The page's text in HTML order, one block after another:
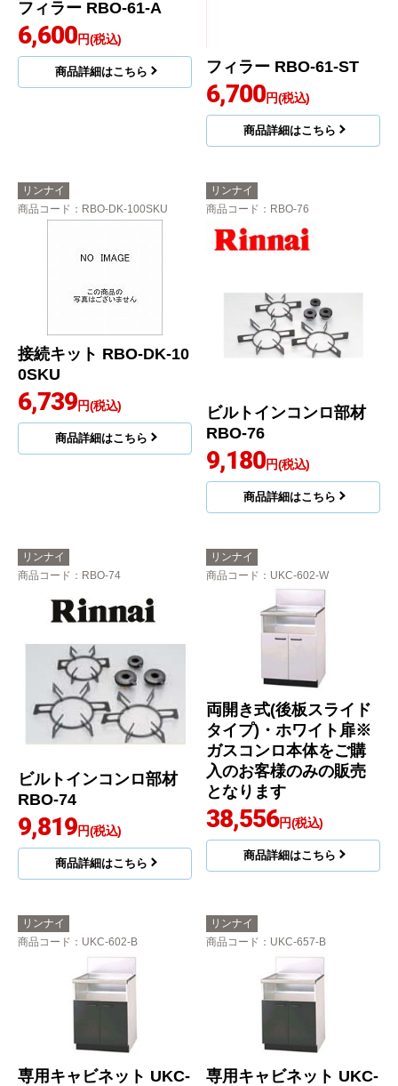
フィラー RBO-61-A
6,600円(税込)
商品詳細はこちら フィラー RBO-61-ST
6,700円(税込)
商品詳細はこちら
リンナイ
商品コード ：RBO-DK-100SKU
接続キット RBO-DK-10
0SKU
6,739円(税込)
商品詳細はこちら
リンナイ
商品コード ：RBO-76
ビルトインコンロ部材
RBO-76
9,180円(税込)
商品詳細はこちら
リンナイ
商品コード ：RBO-74
ビルトインコンロ部材
RBO-74
9,819円(税込)
商品詳細はこちら
リンナイ
商品コード ：UKC-602-W
両開き式(後板スライド
タイプ)・ホワイト扉※
ガスコンロ本体をご購
入のお客様のみの販売
となります
38,556円(税込)
商品詳細はこちら
リンナイ
商品コード ：UKC-602-B
専用キャビネット UKC-
リンナイ
商品コード ：UKC-657-B
専用キャビネット UKC-